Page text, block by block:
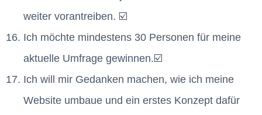
weiter vorantreiben. ☑️
Ich möchte mindestens 30 Personen für meine
aktuelle Umfrage gewinnen.☑️
Ich will mir Gedanken machen, wie ich meine
Website umbaue und ein erstes Konzept dafür